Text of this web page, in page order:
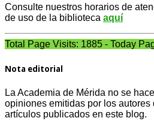
Consulte nuestros horarios de
de uso de la biblioteca aquí
Total Page Visits: 1885 - Today
Nota editorial
La Academia de Mérida no se
opiniones emitidas por los autores
artículos publicados en este blog.